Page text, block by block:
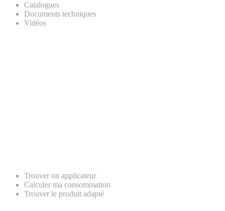
Catalogues
Documents techniques
Vidéos
Trouver un applicateur
Calculer ma consommation
Trouver le produit adapté